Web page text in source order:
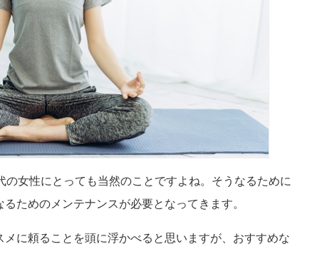
女性にとっても当然のことですよね。 そうなるために
ためのメンテナンスが必要となってきます。
に頼ることを頭に浮かべると思いますが、おすすめな